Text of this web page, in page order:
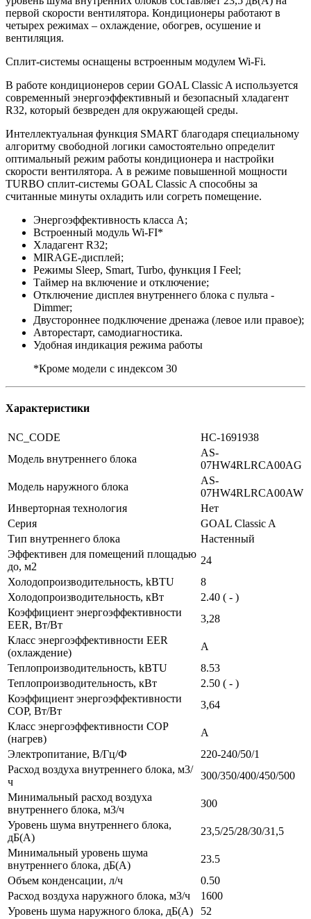
первой скорости вентилятора. Кондиционеры работают в
четырех режимах – охлаждение, обогрев, осушение и
вентиляция.
Сплит-системы оснащены встроенным модулем Wi-Fi.
В работе кондиционеров серии GOAL Classic A используется
современный энергоэффективный и безопасный хладагент
R32, который безвреден для окружающей среды.
Интеллектуальная функция SMART благодаря специальному
алгоритму свободной логики самостоятельно определит
оптимальный режим работы кондиционера и настройки
скорости вентилятора. А в режиме повышенной мощности
TURBO сплит-системы GOAL Classic A способны за
считанные минуты охладить или согреть помещение.
Энергоэффективность класса А;
Встроенный модуль Wi-FI*
Хладагент R32;
MIRAGE-дисплей;
Режимы Sleep, Smart, Turbo, функция I Feel;
Таймер на включение и отключение;
Отключение дисплея внутреннего блока с пульта -
Dimmer;
Двустороннее подключение дренажа (левое или правое);
Авторестарт, самодиагностика.
Удобная индикация режима работы
*Кроме модели с индексом 30
Характеристики
NC_CODE
НС-1691938
Модель внутреннего блока
AS-
07HW4RLRCA00AG
Модель наружного блока
AS-
07HW4RLRCA00AW
Инверторная технология
Нет
Серия
GOAL Classic A
Тип внутреннего блока
Настенный
Эффективен для помещений площадью
до, м2
24
Холодопроизводительность, kBTU
8
Холодопроизводительность, кВт
2.40 ( - )
Коэффициент энергоэффективности
EER, Вт/Вт
3,28
Класс энергоэффективности EER
(охлаждение)
A
Теплопроизводительность, kBTU
8.53
Теплопроизводительность, кВт
2.50 ( - )
Коэффициент энергоэффективности
COP, Вт/Вт
3,64
Класс энергоэффективности COP
(нагрев)
A
Электропитание, В/Гц/Ф
220-240/50/1
Расход воздуха внутреннего блока, м3/
ч
300/350/400/450/500
Минимальный расход воздуха
внутреннего блока, м3/ч
300
Уровень шума внутреннего блока,
дБ(А)
23,5/25/28/30/31,5
Минимальный уровень шума
внутреннего блока, дБ(А)
23.5
Объем конденсации, л/ч
0.50
Расход воздуха наружного блока, м3/ч
1600
Уровень шума наружного блока, дБ(А)
52